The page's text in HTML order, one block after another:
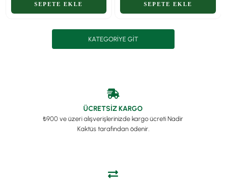
KATEGORIYE GIT
ÜCRETSİZ KARGO
₺900 ve üzeri alışverişlerinizde kargo ücreti Nadir
Kaktüs tarafından ödenir.